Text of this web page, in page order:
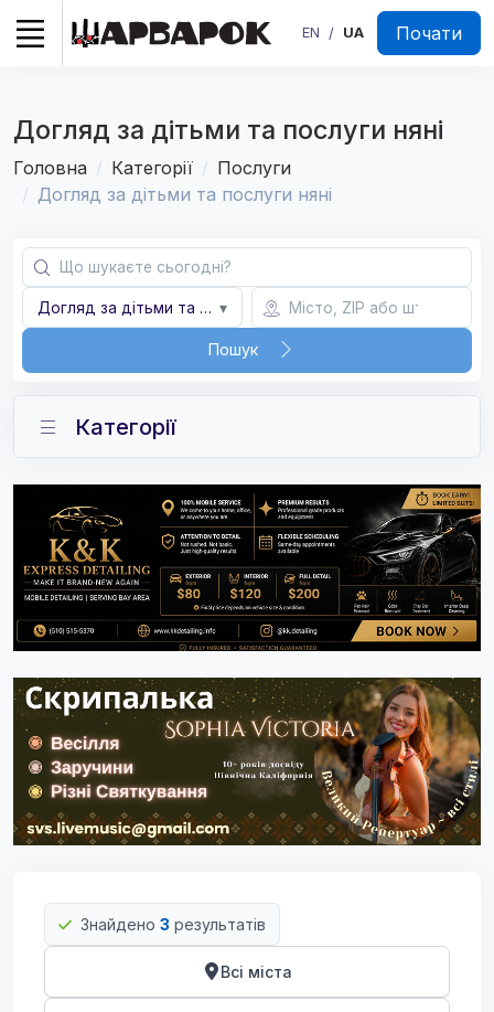
EN / UA Почати
Догляд за дітьми та послуги няні
Головна Категорії
Послуги
Догляд за дітьми та послуги няні
Догляд за дітьми та послуги няні
▾
Пошук
Знайдено 3 результатів
Всі міста
Категорії